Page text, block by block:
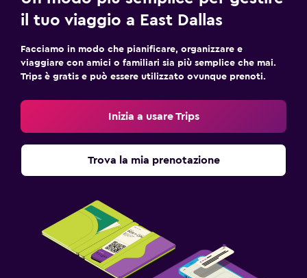
il tuo viaggio a East Dallas
Facciamo in modo che pianificare, organizzare e
viaggiare con amici o familiari sia più semplice che mai.
Trips è gratis e può essere utilizzato ovunque prenoti.
Inizia a usare Trips
Trova la mia prenotazione